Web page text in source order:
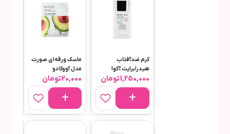
کرم ضدآفتاب
هیدرابرایت آکوا
فیوژن واتر بی رنگ
50میل برایت مکس
1,250,000تومان
ماسک ورقه‌ای صورت
مدل آووکادو
20,000تومان